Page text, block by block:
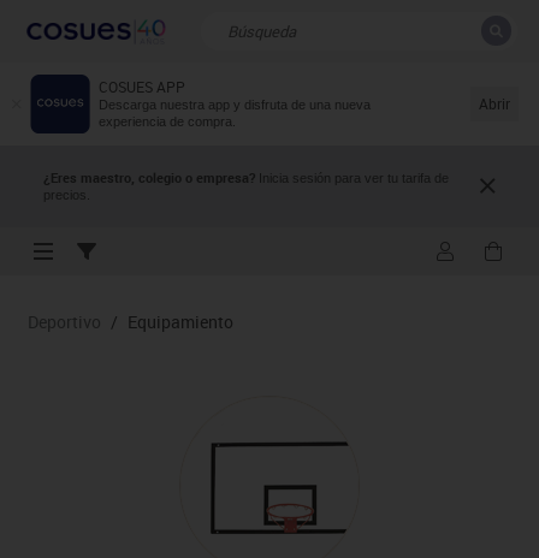
COSUES APP
Descarga nuestra app y disfruta de una nueva
experiencia de compra.
Abrir
¿Eres maestro, colegio o empresa? Inicia sesión para ver tu tarifa de
precios.
Resultados de la búsqueda
Deportivo / Equipamiento